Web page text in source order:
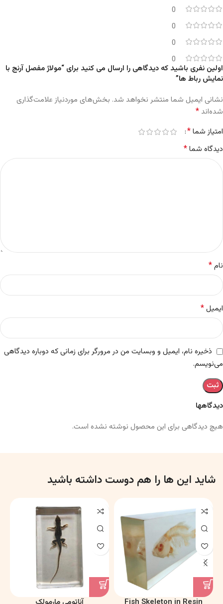
0
0
0
0
دیدگاهها
هیچ دیدگاهی برای این محصول نوشته نشده است.
اولین نفری باشید که دیدگاهی را ارسال می کنید برای “مولاژ مفصل آرنج با
نمایش رباط ها”
نشانی ایمیل شما منتشر نخواهد شد. بخش‌های موردنیاز علامت‌گذاری
شده‌اند *
امتیاز شما*
دیدگاه شما*
نام*
ایمیل*
ذخیره نام، ایمیل و وبسایت من در مرورگر برای زمانی که دوباره دیدگاهی
می‌نویسم.
شاید این ها را هم دوست داشته باشید